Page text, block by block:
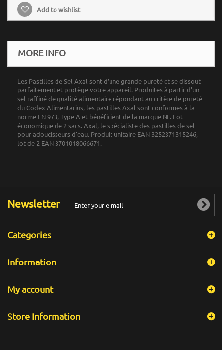
Add to wishlist
MORE INFO
Les Pastilles de Sel Axal sont d’une grande pureté et se dissout
parfaitement et protège votre appareil. Produites à partir d’un
sel raffiné de qualité alimentaire répondant au critère de pureté
du Codex Alimentarius, les pastilles Axal sont conformes à la
norme EN 973, Type A et bénéficient de la marque NF. Lot
économique de 2 sacs. Axal, le spécialiste des pastilles de sel
pour adoucisseurs d'eau. Produit unitaire EAN 3252371315246,
lot de 2 EAN 3701018066671.
Newsletter
Categories
Information
My account
Store Information